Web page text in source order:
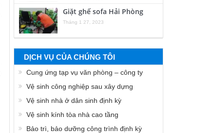
Giặt ghế sofa Hải Phòng
Tháng 1 27, 2023
DỊCH VỤ CỦA CHÚNG TÔI
Cung ứng tạp vụ văn phòng – công ty
Vệ sinh công nghiệp sau xây dựng
Vệ sinh nhà ở dân sinh định kỳ
Vệ sinh kính tòa nhà cao tầng
Bảo trì, bảo dưỡng công trình định kỳ